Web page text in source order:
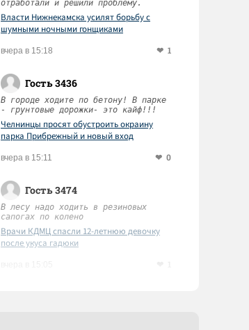
отработали и решили проблему.
Власти Нижнекамска усилят борьбу с
шумными ночными гонщиками
вчера в 15:18 1
Гость 3436
В городе ходите по бетону! В парке
- грунтовые дорожки- это кайф!!!
Челнинцы просят обустроить окраину
парка Прибрежный и новый вход
вчера в 15:11 0
Гость 3474
В лесу надо ходить в резиновых
сапогах по колено
Врачи КДМЦ спасли 12-летнюю девочку
после укуса гадюки